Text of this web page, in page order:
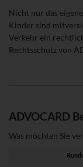
Nicht nur das
Kinder sind
Verkehr ein
Rechtsschutz von
ADVOCARD
Was möchten Sie